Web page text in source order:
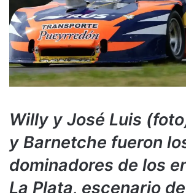
Willy y José Luis
y Barnetche fueron
dominadores de los
La Plata, escenario